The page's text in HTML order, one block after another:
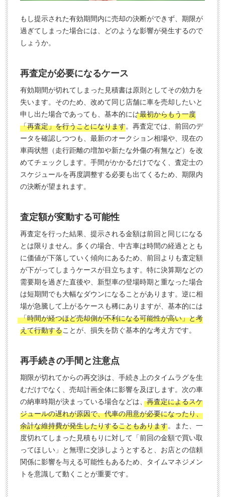
もし提示された有効期間内に売却の決断ができず、期限が
過ぎてしまった場合には、どのような影響が発生するので
しょうか。
再査定が必要になるケース
有効期間が切れてしまった見積書は原則としてその効力を
失います。そのため、改めて同じ店舗に車を売却したいと
申し出た場合であっても、基本的には最初からもう一度
「再査定」を行うことになります。再査定では、前回のデ
ータを確認しつつも、最新のオークション相場や、現在の
車両状態（走行距離の増加や新たな外傷の有無など）を改
めてチェックします。手間がかかるだけでなく、査定士の
スケジュールを再度調整する必要も出てくるため、期限内
の決断が望まれます。
査定額が変動する可能性
再査定を行った結果、提示される金額は前回と同じになる
とは限りません。多くの場合、中古車は時間の経過ととも
に価値が下落していく傾向にあるため、前回よりも査定額
が下がってしまうケースが目立ちます。特に決算期などの
需要期を過ぎた直後や、新型車の登場時期と重なった場合
は短期間でも大幅なダウンになることがあります。逆に相
場が急騰して上がるケースも稀にありますが、基本的には
「時間が経つほど売却側が不利になる可能性が高い」と考
えて行動することが、損失を防ぐ基本的な考え方です。
再手続きの手間と注意点
期限が切れてからの再交渉は、手続き上のタイムラグを生
むだけでなく、売却計画全体に影響を及ぼします。次の車
の納車時期が決まっている場合などは、再査定によるスケ
ジュールの遅れが原因で、代車の用意が必要になったり、
余計な維持費が発生したりすることもあります。また、一
度切れてしまった見積もりに対して「前回の金額で買い取
ってほしい」と無理に交渉しようとすると、お店との信頼
関係に影響を与える可能性もあるため、タイムマネジメン
トを意識して動くことが重要です。